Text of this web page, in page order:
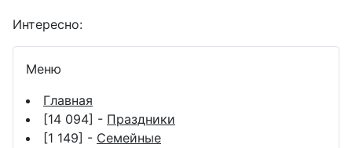
Интересно:
Меню
Главная
[14 094] - Праздники
[1 149] - Семейные